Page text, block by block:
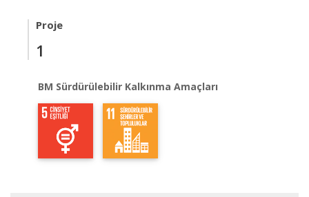
Proje
1
BM Sürdürülebilir Kalkınma Amaçları